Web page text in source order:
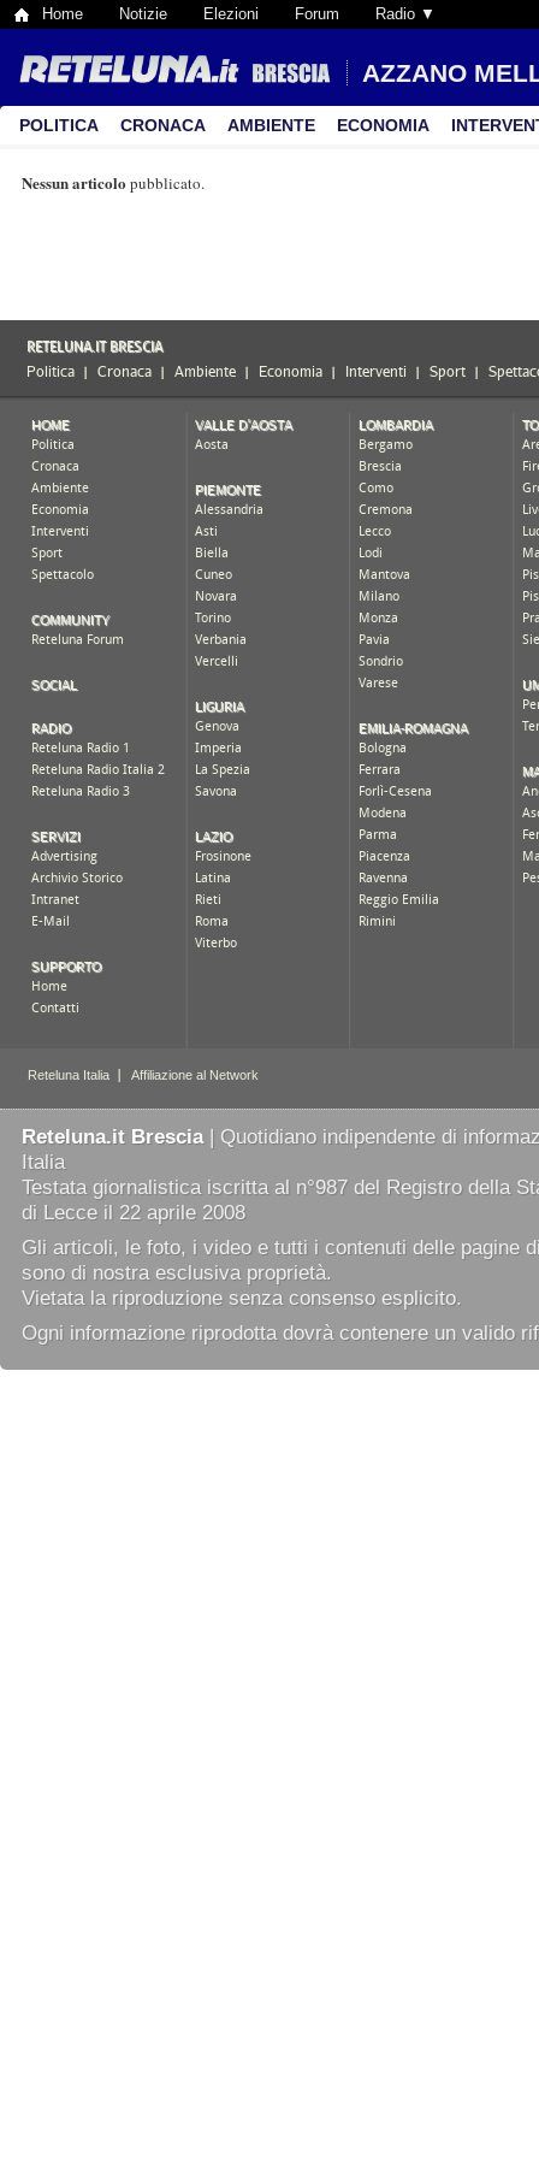
Home Notizie Elezioni Forum Radio ▼
AZZANO
POLITICA CRONACA AMBIENTE ECONOMIA
Nessun articolo pubblicato.
Reteluna.it Brescia| Quotidiano indipendente di
Italia
Testata giornalistica iscritta al n°987 del Registro della
di Lecce il 22 aprile 2008
Gli articoli, le foto, i video e tutti i contenuti delle pagine
sono di nostra esclusiva proprietà.
Vietata la riproduzione senza consenso esplicito.
Ogni informazione riprodotta dovrà contenere un valido